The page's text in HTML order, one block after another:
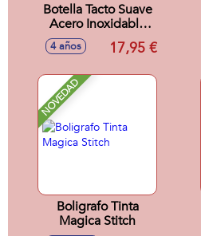
Botella Tacto Suave
Acero Inoxidable
800Ml Spiderman
4 años 17,95 €
NOVEDAD
Boligrafo Tinta
Magica Stitch